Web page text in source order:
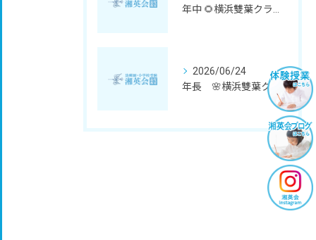
2026/06/24
年長 🌸横浜雙葉クラス 秋期講座のご案内🌸